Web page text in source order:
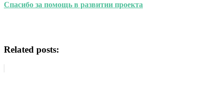
Спасибо за помощь в развитии проекта
Related posts: